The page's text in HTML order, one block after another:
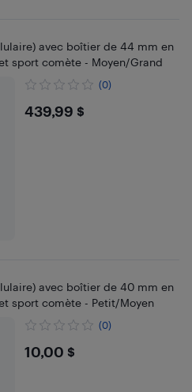
avec boîtier de 44 mm en
sport comète - Moyen/Grand
(0)
$439.99
439,99 $
avec boîtier de 40 mm en
sport comète - Petit/Moyen
(0)
$10
10,00 $